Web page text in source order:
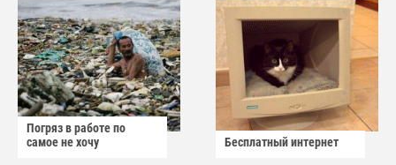
Погряз в работе по
самое не хочу
Бесплатный интернет